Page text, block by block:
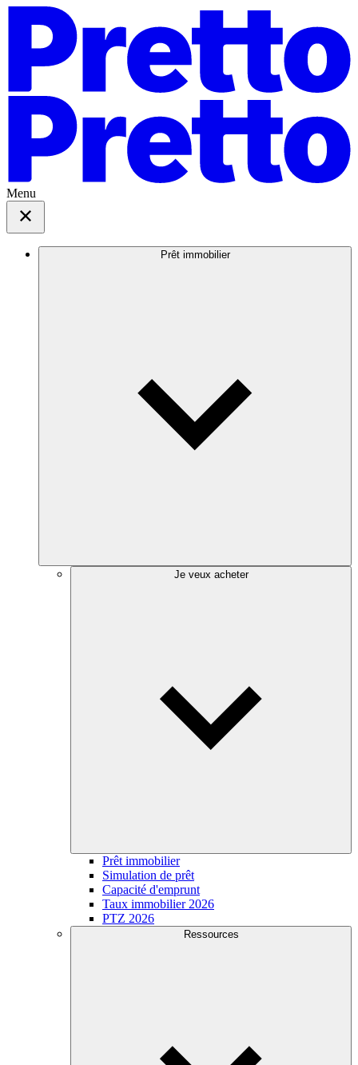
Menu
Prêt immobilier
Je veux acheter
Prêt immobilier
Simulation de prêt
Capacité d'emprunt
Taux immobilier 2026
PTZ 2026
Ressources